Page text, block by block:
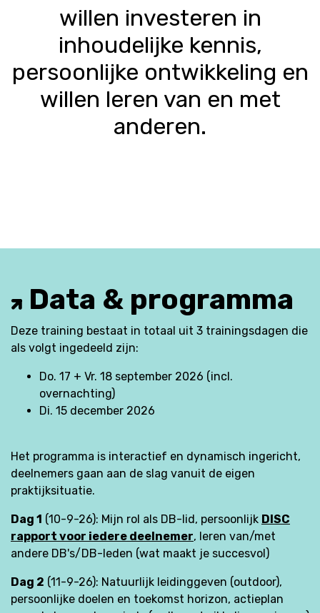
willen investeren in
inhoudelijke kennis,
persoonlijke ontwikkeling en
willen leren van en met
anderen.
Data & programma
Deze training bestaat in totaal uit 3 trainingsdagen die
als volgt ingedeeld zijn:
Do. 17 + Vr. 18 september 2026 (incl.
overnachting)
Di. 15 december 2026
Het programma is interactief en dynamisch ingericht,
deelnemers gaan aan de slag vanuit de eigen
praktijksituatie.
Dag 1 (10-9-26): Mijn rol als DB-lid, persoonlijk DISC
rapport voor iedere deelnemer, leren van/met
andere DB's/DB-leden (wat maakt je succesvol)
Dag 2 (11-9-26): Natuurlijk leidinggeven (outdoor),
persoonlijke doelen en toekomst horizon, actieplan